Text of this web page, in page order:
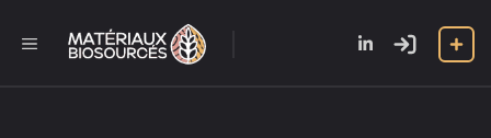
contenu
MENU